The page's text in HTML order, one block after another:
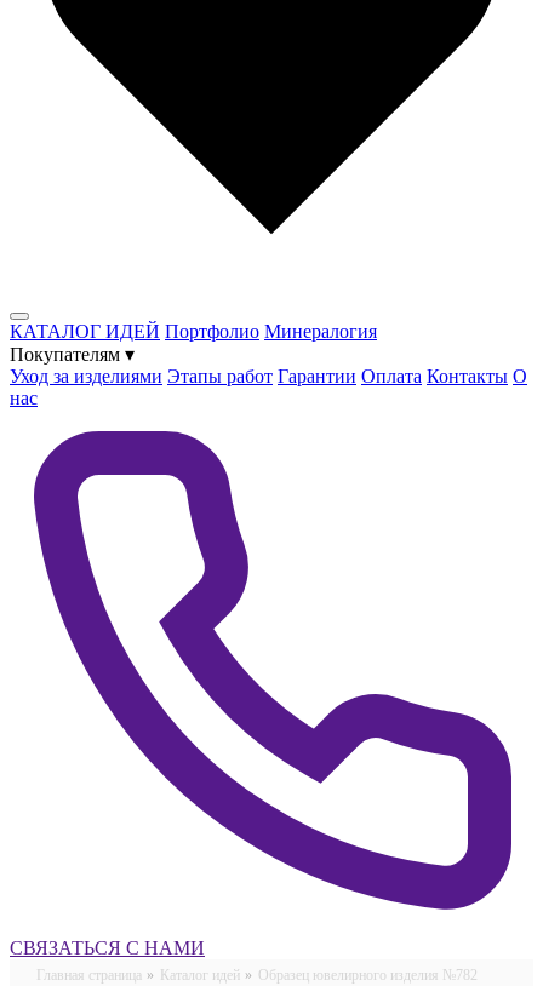
КАТАЛОГ ИДЕЙ Портфолио Минералогия
Покупателям ▾
Уход за изделиями Этапы работ Гарантии Оплата Контакты О
нас
СВЯЗАТЬСЯ С НАМИ
Главная страница » Каталог идей » Образец ювелирного изделия №782